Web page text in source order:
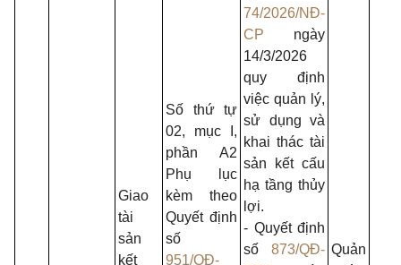
Giao
tài
sản
kết
Số thứ tự
02, mục I,
phần A2
Phụ lục
kèm theo
Quyết định
số
951/QĐ-
74/2026/NĐ-
CP ngày
14/3/2026
quy định
việc quản lý,
sử dụng và
khai thác tài
sản kết cấu
hạ tầng thủy
lợi.
- Quyết định
số 873/QĐ- Quản